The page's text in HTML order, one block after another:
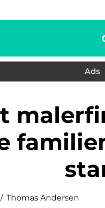
Ads
Thomas Andersen